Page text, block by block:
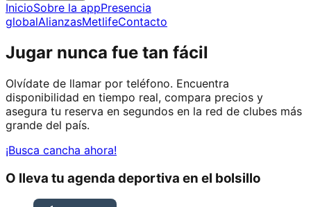
InicioSobre la appPresencia
globalAlianzasMetlifeContacto
Jugar nunca fue tan fácil
Olvídate de llamar por teléfono. Encuentra
disponibilidad en tiempo real, compara precios y
asegura tu reserva en segundos en la red de clubes más
grande del país.
¡Busca cancha ahora!
O lleva tu agenda deportiva en el bolsillo